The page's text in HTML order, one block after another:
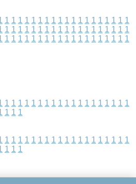
1 1 1 1 1 1 1 1 1 1 1 1 1 1 1 1 1 1 1
1 1 1 1 1 1 1 1 1 1 1 1 1 1 1 1 1 1 1
1 1 1 1 1 1 1 1 1 1 1 1 1 1 1 1 1 1 1
1 1 1 1 1 1 1 1 1 1 1 1 1 1 1 1 1 1 1
1 1 1
1 1 1 1 1 1 1 1 1 1 1 1 1 1 1 1 1 1 1
1 1 1